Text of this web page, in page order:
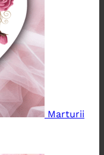
Marturii